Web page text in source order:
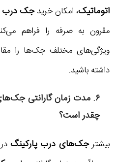
اتوماتیک، امکان خریدجک درب
مقرون به صرفه را فراهم
ویژگی‌های مختلف جک‌ها را
داشته باشید.
۶. مدت زمان گارانتی
چقدر است؟
بیشترجک‌های درب پارکینگ